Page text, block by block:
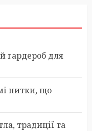
гардероб для
нитки, що
традиції та